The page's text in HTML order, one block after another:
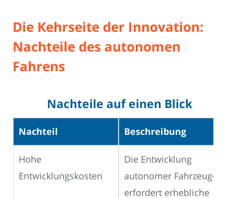
Die Kehrseite der Innovation:
Nachteile des autonomen
Fahrens
Nachteile auf einen Blick
Nachteil Beschreibung
Hohe
Entwicklungskosten
Die Entwicklung
autonomer Fahrzeuge
erfordert erhebliche